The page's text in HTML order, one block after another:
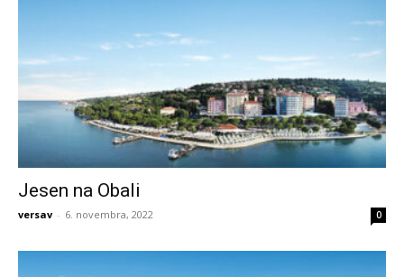
Jesen na Obali
versav - 6. novembra, 2022 0